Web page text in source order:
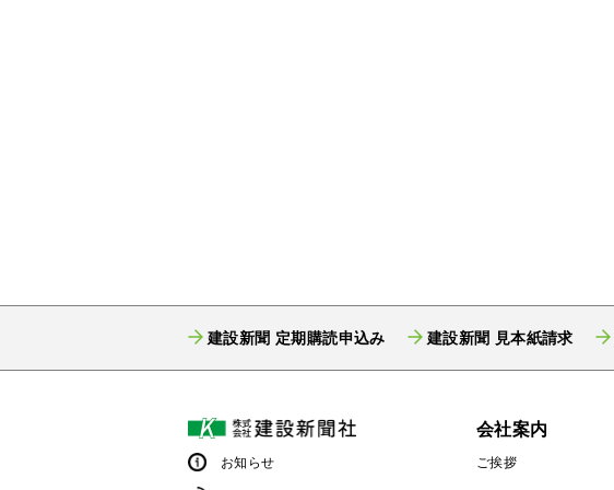
建設新聞 定期購読申込み 建設新聞 見本紙請求
お知らせ
会社案内
ご挨拶